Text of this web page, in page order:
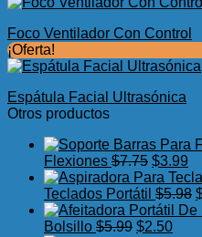
Foco Ventilador Con Control
¡Oferta!
Espátula Facial Ultrasónica
Otros productos
Flexiones $7.75 El
precio
original
era:
$7.75.
$3.99
Teclados Portátil $5.98
Bolsillo $5.99 El
$2.50El